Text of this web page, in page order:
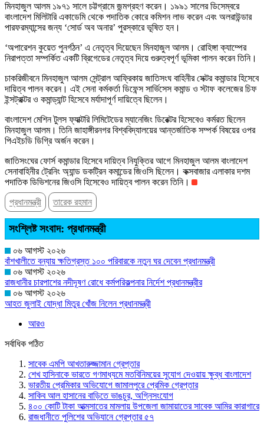
মিনহাজুল আলম ১৯৭১ সালে চট্টগ্রামে জন্মগ্রহণ করেন। ১৯৯১ সালের ডিসেম্বরে
বাংলাদেশ মিলিটারি একাডেমি থেকে পদাতিক কোরে কমিশন লাভ করেন এবং অলরাউন্ডার
পারফরম্যান্সের জন্য ‘সোর্ড অব অনার’ পুরস্কারে ভূষিত হন।
‘অপারেশন কুয়েত পুনর্গঠন’ এ নেতৃত্ব দিয়েছেন মিনহাজুল আলম। রোহিঙ্গা ক্যাম্পের
নিরাপত্তা সম্পর্কিত একটি ব্রিগেডের নেতৃত্ব দিয়ে গুরুত্বপূর্ণ ভূমিকা পালন করেন তিনি।
চাকরিজীবনে মিনহাজুল আলম সেন্ট্রাল আফ্রিকায় জাতিসংঘ বাহিনীর সেক্টর কমান্ডার হিসেবে
দায়িত্ব পালন করেন। এই সেনা কর্মকর্তা ডিফেন্স সার্ভিসেস কমান্ড ও স্টাফ কলেজের চিফ
ইন্সট্রাক্টর ও কমান্ড্যান্ট হিসেবে মর্যাদাপূর্ণ দায়িত্বে ছিলেন।
বাংলাদেশ মেশিন টুলস ফ্যাক্টরি লিমিটেডের ম্যানেজিং ডিরেক্টর হিসেবেও কর্মরত ছিলেন
মিনহাজুল আলম। তিনি জাহাঙ্গীরনগর বিশ্ববিদ্যালয়ের আন্তর্জাতিক সম্পর্ক বিষয়ের ওপর
পিএইচডি ডিগ্রি অর্জন করেন।
জাতিসংঘের ফোর্স কমান্ডার হিসেবে দায়িত্ব নিযুক্তির আগে মিনহাজুল আলম বাংলাদেশ
সেনাবাহিনীর ট্রেনিং অ্যান্ড ডকট্রিন কমান্ডের জিওসি ছিলেন। কক্সবাজার এলাকার দশম
পদাতিক ডিভিশনের জিওসি হিসেবেও দায়িত্ব পালন করেন তিনি।
প্রধানমন্ত্রী
তারেক রহমান
সংশ্লিষ্ট সংবাদ: প্রধানমন্ত্রী
০৬ আগস্ট ২০২৬
বাঁশখালীতে বন্যায় ক্ষতিগ্রস্ত ১০০ পরিবারকে নতুন ঘর দেবেন প্রধানমন্ত্রী
০৬ আগস্ট ২০২৬
রাজধানীর চারপাশের নদীদূষণ রোধে কর্মপরিকল্পনার নির্দেশ প্রধানমন্ত্রীর
০৬ আগস্ট ২০২৬
আহত জুলাই যোদ্ধা মিতুর খোঁজ নিলেন প্রধানমন্ত্রী
আরও
সর্বাধিক পঠিত
সাবেক এমপি আখতারুজ্জামান গ্রেপ্তার
শেখ হাসিনাকে ভারতে গণমাধ্যমে মতবিনিময়ের সুযোগ দেওয়ায় ক্ষুব্ধ বাংলাদেশ
ভারতীয় প্রেমিকার অভিযোগে জামালপুরে প্রেমিক গ্রেপ্তার
সাকিব আল হাসানের বাড়িতে ভাঙচুর, অগ্নিসংযোগ
৪০০ কোটি টাকা আত্মসাতের মামলায় উপজেলা জামায়াতের সাবেক আমির কারাগারে
রাজধানীতে পুলিশের অভিযানে গ্রেপ্তার ৫৭